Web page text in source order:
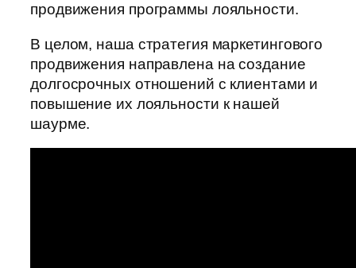
продвижения программы лояльности.
В целом, наша стратегия маркетингового
продвижения направлена на создание
долгосрочных отношений с клиентами и
повышение их лояльности к нашей
шаурме.